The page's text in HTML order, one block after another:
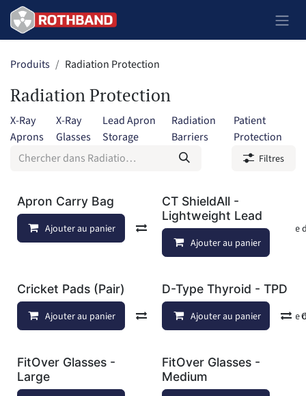
Se rendre au contenu
Produits Radiation Protection
Radiation Protection
X-Ray
Aprons
X-Ray
Glasses
Lead Apron
Storage
Radiation
Barriers
Patient
Protection
Filtres
Apron Carry Bag
Ajouter au panier Comparer Ajouter à la liste
CT ShieldAll -
Lightweight Lead
Ajouter au panier
Cricket Pads (Pair)
Ajouter au panier Comparer Ajouter à la liste
D-Type Thyroid - TPD
Ajouter au panier
FitOver Glasses -
Large
FitOver Glasses -
Medium